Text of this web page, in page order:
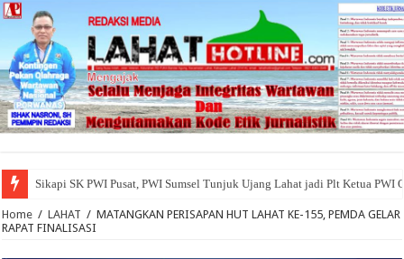
Sikapi SK PWI Pusat, PWI Sumsel Tunjuk Ujang Lahat jadi Plt Ketua PWI
Home / LAHAT / MATANGKAN PERISAPAN HUT LAHAT KE-155, PEMDA GELAR
RAPAT FINALISASI